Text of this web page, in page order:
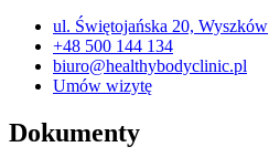
ul. Świętojańska 20, Wyszków
+48 500 144 134
biuro@healthybodyclinic.pl
Umów wizytę
Dokumenty